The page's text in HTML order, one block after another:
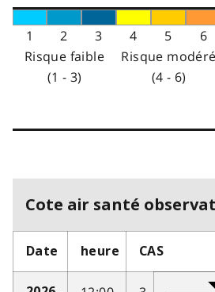
1 2 3 4 5 6
Risque faible
(1 - 3)
Risque modéré
(4 - 6)
Cote air santé
Date heure CAS